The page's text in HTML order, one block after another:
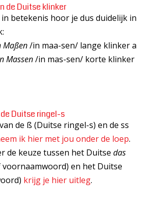
de Duitse klinker
betekenis hoor je dus duidelijk in
Maßen/in maa-sen/ lange klinker a
Massen/in mas-sen/ korte klinker
Duitse ringel-s
de ß (Duitse ringel-s) en de ss
ik hier met jou onder de loep.
de keuze tussen het Duitse das
en het Duitse
krijg je hier uitleg.